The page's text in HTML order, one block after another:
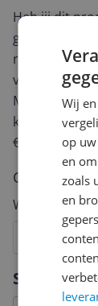
Heb jij dit
geven? Start
review.
van een
Met jouw
keuze te
€250,-!
Klik
Cijfer
Welk cijfer
2
Wij
op
en
zoals
en